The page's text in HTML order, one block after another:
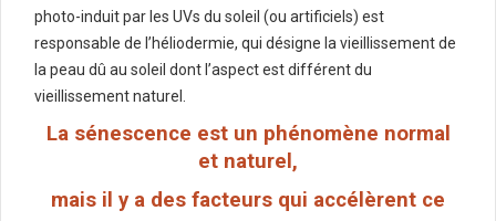
photo-induit par les UVs du soleil (ou artificiels) est
responsable de l’héliodermie, qui désigne la vieillissement de
la peau dû au soleil dont l’aspect est différent du
vieillissement naturel.
La sénescence est un phénomène normal
et naturel,
mais il y a des facteurs qui accélèrent ce